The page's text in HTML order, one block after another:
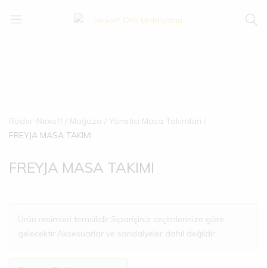
Roder-Nexoff Mağaza
Yönetici Masa Takımları
FREYJA MASA TAKIMI
FREYJA MASA TAKIMI
Ürün resimleri temsilidir.Siparişiniz seçimlerinize göre
gelecektir.Aksesuarlar ve sandalyeler dahil değildir.